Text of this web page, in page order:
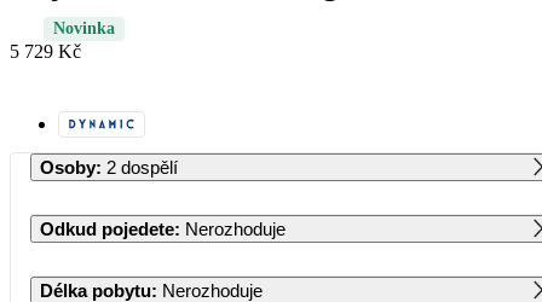
Novinka
5 729 Kč
Osoby: 2 dospělí
Odkud pojedete: Nerozhoduje
Délka pobytu: Nerozhoduje